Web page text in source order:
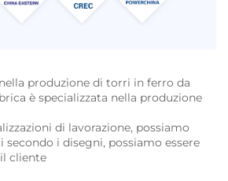
produzione di torri in ferro da
è specializzata nella produzione
di lavorazione, possiamo
secondo i disegni, possiamo essere
cliente